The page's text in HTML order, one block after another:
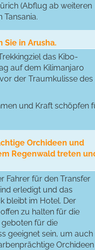
(Abflug ab weiteren
Sie in Arusha.
das Kibo-
auf dem Kilimanjaro
der Traumkulisse des
und Kraft schöpfen
Orchideen und
Regenwald treten
Fahrer für den Transfer
erledigt und das
bleibt im Hotel. Der
zu halten für die
für die
geeignet sein, um auch
Orchideen